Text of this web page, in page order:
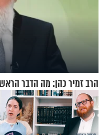
הרב זמיר כהן: מה הדבר